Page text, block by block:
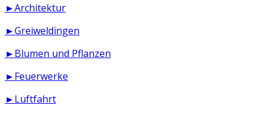
►Architektur
►Greiweldingen
►Blumen und Pflanzen
►Feuerwerke
►Luftfahrt